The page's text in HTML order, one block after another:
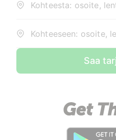
Kohteesta: osoite,
Kohteeseen: osoite,
Saa